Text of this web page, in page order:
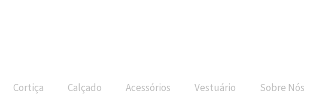
Cortiça Calçado Acessórios Vestuário Sobre Nós